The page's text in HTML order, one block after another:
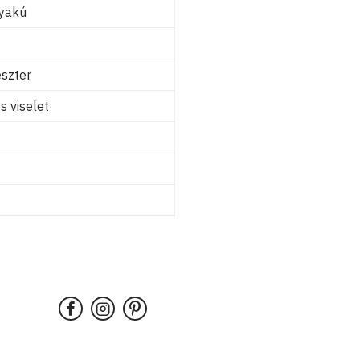
viselet